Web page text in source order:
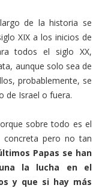
de la historia se
XIX a los inicios de
todos el siglo XX,
aunque solo sea de
probablemente, se
de Israel o fuera.
sobre todo es el
concreta pero no tan
Papas se han
la lucha en el
y que si hay más